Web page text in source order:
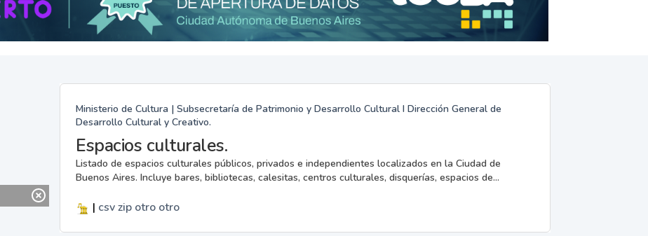
Ministerio de Cultura | Subsecretaría de Patrimonio y Desarrollo Cultural I Dirección General de
Desarrollo Cultural y Creativo.
Espacios culturales.
Listado de espacios culturales públicos, privados e independientes localizados en la Ciudad de
Buenos Aires. Incluye bares, bibliotecas, calesitas, centros culturales, disquerías, espacios de...
| csvzip otro otro